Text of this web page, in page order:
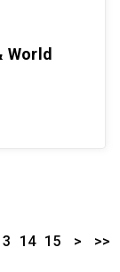
World
14 15 > >>